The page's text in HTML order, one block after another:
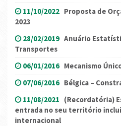
11/10/2022 Proposta de
2023
28/02/2019 Anuário
Transportes
06/01/2016 Mecanismo
07/06/2016 Bélgica –
11/08/2021 (Recordatória)
entrada no seu território
internacional